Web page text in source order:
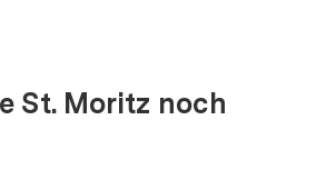
St. Moritz noch